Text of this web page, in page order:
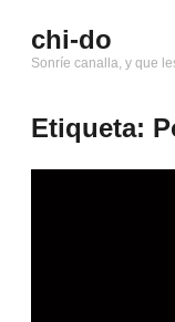
al
contenido
chi-do
Sonríe canalla, y que
Etiqueta: